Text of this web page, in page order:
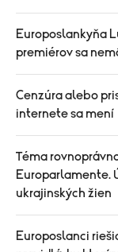
Europoslankyňa
premiérov sa
Cenzúra alebo
internete sa mení
Téma
Europarlamente.
ukrajinských žien
Europoslanci